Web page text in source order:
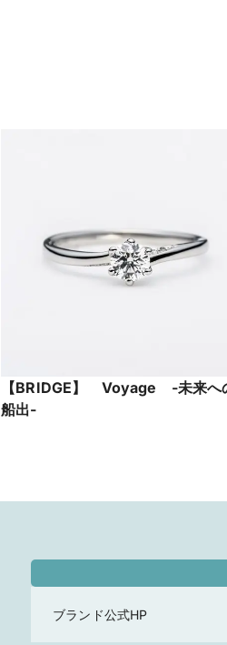
【BRIDGE】 Voyage -未来へ
船出-
ブランド公式HP